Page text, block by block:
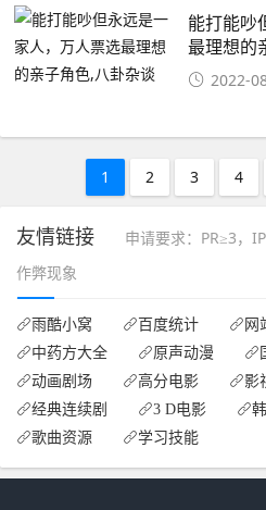
能打能吵
最理想的
2022-
1 2 3 4
友情链接
申请要求：PR≥3，
作弊现象
雨酷小窝 百度统计 网
中药方大全
原声动漫
动画剧场
高分电影 影
经典连续剧
3 D电影
歌曲资源
学习技能